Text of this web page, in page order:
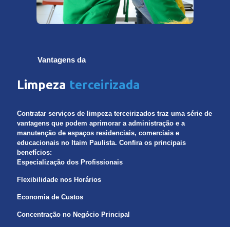
Vantagens da
Limpeza terceirizada
Contratar serviços de limpeza terceirizados traz uma série de
vantagens que podem aprimorar a administração e a
manutenção de espaços residenciais, comerciais e
educacionais no Itaim Paulista. Confira os principais
benefícios:
Especialização dos Profissionais
Flexibilidade nos Horários
Economia de Custos
Concentração no Negócio Principal